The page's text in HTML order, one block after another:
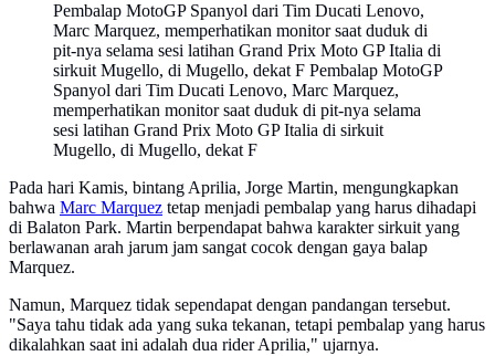
Pembalap MotoGP Spanyol dari Tim Ducati Lenovo,
Marc Marquez, memperhatikan monitor saat duduk di
pit-nya selama sesi latihan Grand Prix Moto GP Italia di
sirkuit Mugello, di Mugello, dekat F Pembalap MotoGP
Spanyol dari Tim Ducati Lenovo, Marc Marquez,
memperhatikan monitor saat duduk di pit-nya selama
sesi latihan Grand Prix Moto GP Italia di sirkuit
Mugello, di Mugello, dekat F
Pada hari Kamis, bintang Aprilia, Jorge Martin, mengungkapkan
bahwa Marc Marquez tetap menjadi pembalap yang harus dihadapi
di Balaton Park. Martin berpendapat bahwa karakter sirkuit yang
berlawanan arah jarum jam sangat cocok dengan gaya balap
Marquez.
Namun, Marquez tidak sependapat dengan pandangan tersebut.
"Saya tahu tidak ada yang suka tekanan, tetapi pembalap yang harus
dikalahkan saat ini adalah dua rider Aprilia," ujarnya.